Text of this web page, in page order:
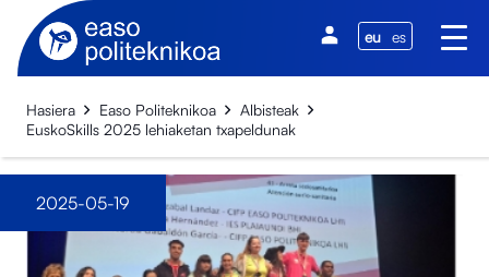
eu es
Hasiera Easo Politeknikoa
Albisteak
EuskoSkills 2025 lehiaketan txapeldunak
2025-05-19